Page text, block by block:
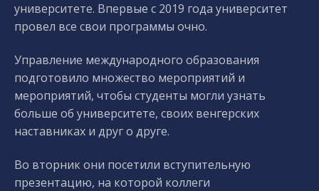
университете. Впервые с 2019 года университет
провел все свои программы очно.
Управление международного образования
подготовило множество мероприятий и
мероприятий, чтобы студенты могли узнать
больше об университете, своих венгерских
наставниках и друг о друге.
Во вторник они посетили вступительную
презентацию, на которой коллеги